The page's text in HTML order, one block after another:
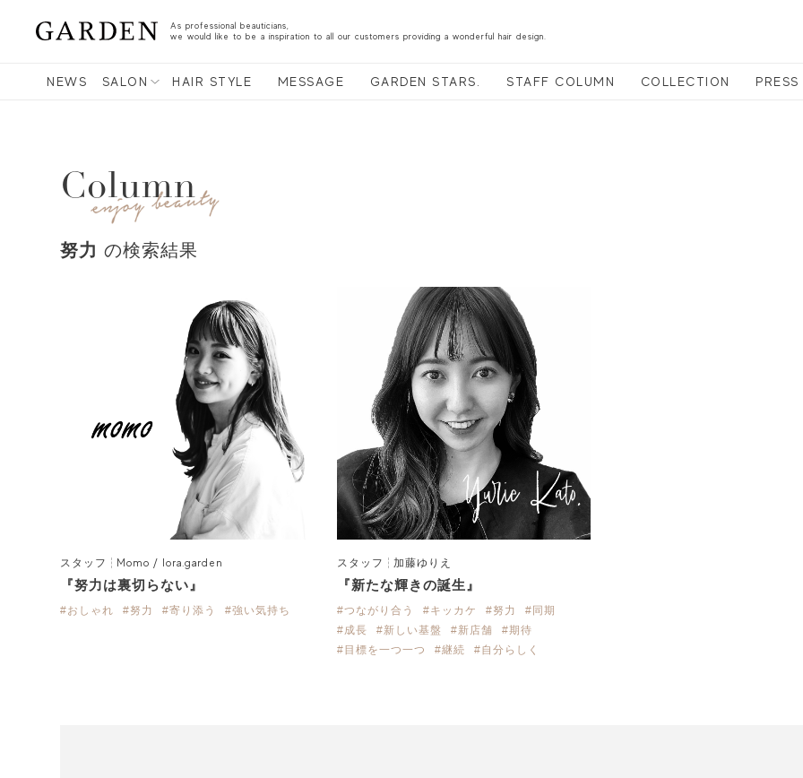
As professional beauticians,
we would like to be a inspiration to all our customers providing a wonderful hair design.
NEWS SALON HAIR STYLE MESSAGE GARDEN STARS. STAFF COLUMN COLLECTION PRESS
Column
努力 の検索結果
スタッフ Momo / lora.garden
『努力は裏切らない』
#おしゃれ #努力 #寄り添う #強い気持ち
スタッフ 加藤ゆりえ
『新たな輝きの誕生』
#つながり合う #キッカケ #努力
#同期
#成長
#新しい基盤 #新店舗
#期待
#目標を一つ一つ
#継続 #自分らしく